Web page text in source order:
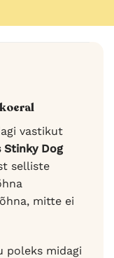
vastikut
Stinky Dog
selliste
mitte ei
poleks midagi